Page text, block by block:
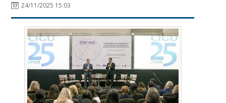
24/11/2025 15:03